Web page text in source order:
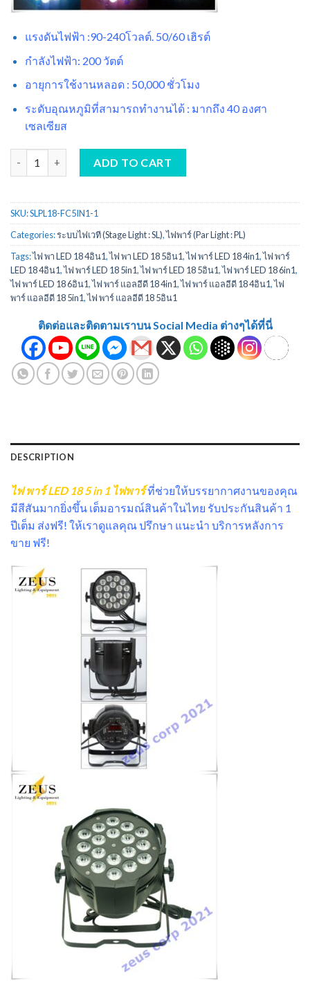
แรงดันไฟฟ้า :90-240โวลต์. 50/60 เฮิรต์
กำลังไฟฟ้า: 200 วัตต์
อายุการใช้งานหลอด : 50,000 ชั่วโมง
ระดับอุณหภูมิที่สามารถทำงานได้ : มากถึง 40 องศา
เซลเซียส
ADD TO CART
SKU:SLPL18-FC5IN1-1
Categories:ระบบไฟเวที (Stage Light : SL),ไฟพาร์ (Par Light : PL)
Tags:ไฟ พา LED 18 4อิน1,ไฟ พา LED 18 5อิน1,ไฟ พาร์ LED 18 4in1,ไฟ พาร์
LED 18 4อิน1,ไฟ พาร์ LED 18 5in1,ไฟ พาร์ LED 18 5อิน1,ไฟ พาร์ LED 18 6in1,
ไฟ พาร์ LED 18 6อิน1,ไฟ พาร์ แอลอีดี 18 4in1,ไฟ พาร์ แอลอีดี 18 4อิน1,ไฟ
พาร์ แอลอีดี 18 5in1,ไฟ พาร์ แอลอีดี 18 5อิน1
ติดต่อและติดตามเราบน Social Media ต่างๆได้ที่นี่
DESCRIPTION
ไฟ พาร์ LED 18 5 in 1 ไฟพาร์ที่ช่วยให้บรรยากาศงานของคุณ
มีสีสันมากยิ่งขึ้น เต็มอารมณ์สินค้าในไทย รับประกันสินค้า 1
ปีเต็ม ส่งฟรี! ให้เราดูแลคุณ ปรึกษา แนะนำ บริการหลังการ
ขาย ฟรี!